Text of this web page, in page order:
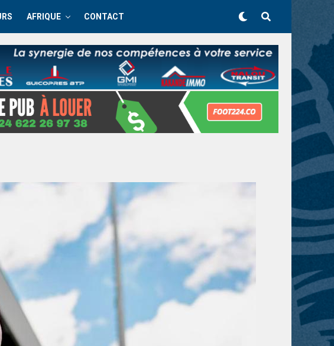
AFRIQUE CONTACT